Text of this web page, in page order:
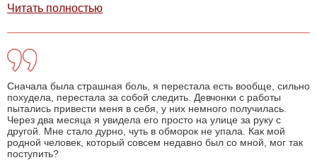
Читать полностью
Сначала была страшная боль, я перестала есть вообще, сильно
похудела, перестала за собой следить. Девчонки с работы
пытались привести меня в себя, у них немного получилась.
Через два месяца я увидела его просто на улице за руку с
другой. Мне стало дурно, чуть в обморок не упала. Как мой
родной человек, который совсем недавно был со мной, мог так
поступить?